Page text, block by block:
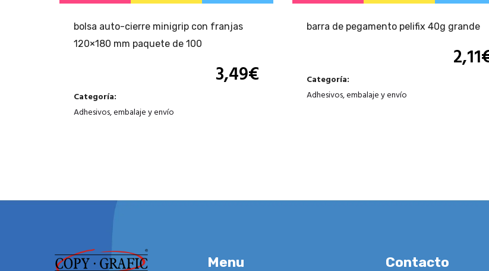
bolsa auto-cierre minigrip con franjas
120×180 mm paquete de 100
3,49€
Categoría:
Adhesivos, embalaje y envío
barra de pegamento pelifix 40g grande
2,11
Categoría:
Adhesivos, embalaje y envío
Menu Contacto